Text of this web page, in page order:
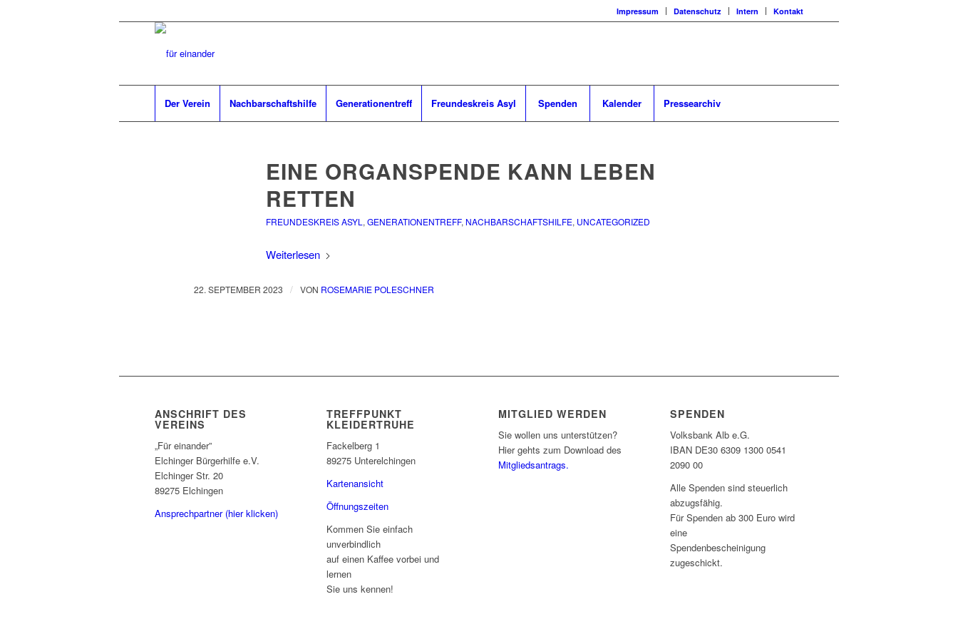
Impressum Datenschutz Intern Kontakt
Der Verein Nachbarschaftshilfe Generationentreff Freundeskreis Asyl Spenden Kalender Pressearchiv
EINE ORGANSPENDE KANN LEBEN
RETTEN
FREUNDESKREIS ASYL , GENERATIONENTREFF, NACHBARSCHAFTSHILFE, UNCATEGORIZED
Weiterlesen
22. SEPTEMBER 2023 / VON ROSEMARIE POLESCHNER
ANSCHRIFT DES
VEREINS
„Für einander”
Elchinger Bürgerhilfe e.V.
Elchinger Str. 20
89275 Elchingen
Ansprechpartner (hier klicken)
TREFFPUNKT
KLEIDERTRUHE
Fackelberg 1
89275 Unterelchingen
Kartenansicht
Öffnungszeiten
Kommen Sie einfach
unverbindlich
auf einen Kaffee vorbei und
lernen
Sie uns kennen!
MITGLIED WERDEN
Sie wollen uns unterstützen?
Hier gehts zum Download des
Mitgliedsantrags.
SPENDEN
Volksbank Alb e.G.
IBAN DE30 6309 1300 0541
2090 00
Alle Spenden sind steuerlich
abzugsfähig.
Für Spenden ab 300 Euro wird
eine
Spendenbescheinigung
zugeschickt.